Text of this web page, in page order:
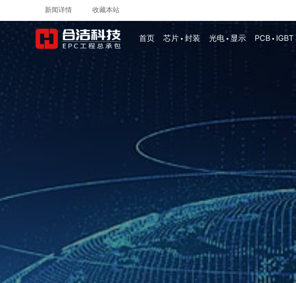
新闻详情 收藏本站
首页 芯片 · 封装 光电 · 显示 PCB · IGBT